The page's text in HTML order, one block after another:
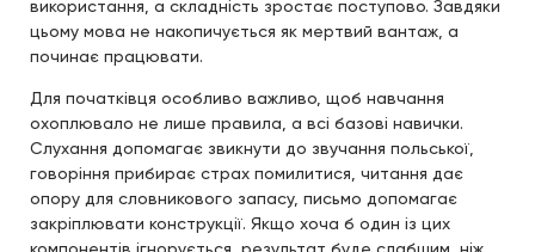
використання, а складність зростає поступово. Завдяки
цьому мова не накопичується як мертвий вантаж, а
починає працювати.
Для початківця особливо важливо, щоб навчання
охоплювало не лише правила, а всі базові навички.
Слухання допомагає звикнути до звучання польської,
говоріння прибирає страх помилитися, читання дає
опору для словникового запасу, письмо допомагає
закріплювати конструкції. Якщо хоча б один із цих